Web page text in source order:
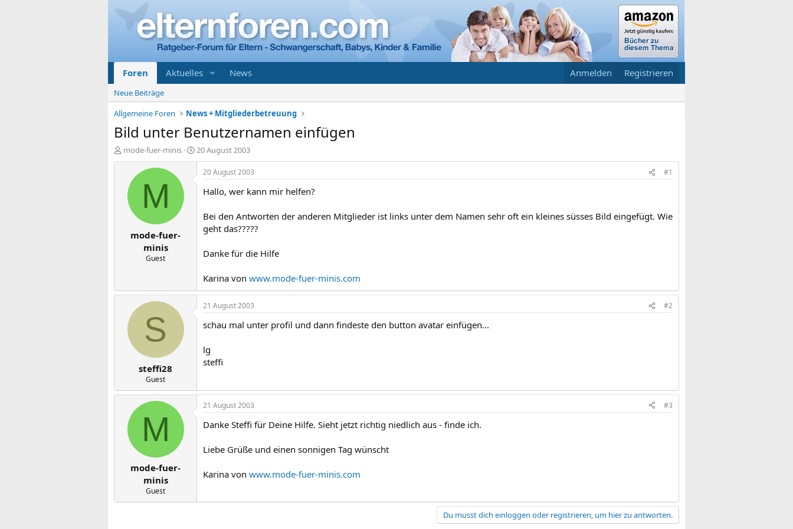
Foren Aktuelles News Anmelden Registrieren
Neue Beiträge
Allgemeine Foren
News + Mitgliederbetreuung
Bild unter Benutzernamen einfügen
E
r
mode-fuer-minis
E
r
t
20 August 2003
M
mode-fuer-
minis
Guest
20 August 2003 #1
Hallo, wer kann mir helfen?
Bei den Antworten der anderen Mitglieder ist links unter dem Namen sehr oft ein kleines süsses Bild eingefügt. Wie
geht das?????
Danke für die Hilfe
Karina von www.mode-fuer-minis.com
S
steffi28
Guest
21 August 2003 #2
schau mal unter profil und dann findeste den button avatar einfügen...
lg
steffi
M
mode-fuer-
minis
Guest
21 August 2003 #3
Danke Steffi für Deine Hilfe. Sieht jetzt richtig niedlich aus - finde ich.
Liebe Grüße und einen sonnigen Tag wünscht
Karina von www.mode-fuer-minis.com
Du musst dich einloggen oder registrieren, um hier zu antworten.